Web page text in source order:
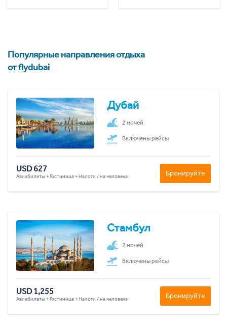
Популярные направления отдыха
от flydubai
Дубай
2 ночей
Включены рейсы
USD 627
Авиабилеты + Гостиница + Налоги / на человека Бронируйте
Стамбул
2 ночей
Включены рейсы
USD 1,255
Авиабилеты + Гостиница + Налоги / на человека Бронируйте